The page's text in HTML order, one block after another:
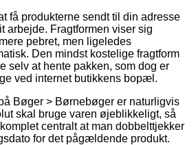
få produkterne sendt til din adresse
arbejde. Fragtformen viser sig
pebret, men ligeledes
Den mindst kostelige fragtform
selv at hente pakken, som dog er
ved internet butikkens bopæl.
Bøger > Børnebøger er naturligvis
skal bruge varen øjeblikkeligt, så
centralt at man dobbelttjekker
for det pågældende produkt.